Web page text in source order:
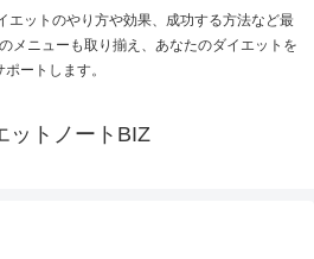
エットのやり方や効果、成功する方法など最
メニューも取り揃え、あなたのダイエットを
ポートします。
ットノートBIZ